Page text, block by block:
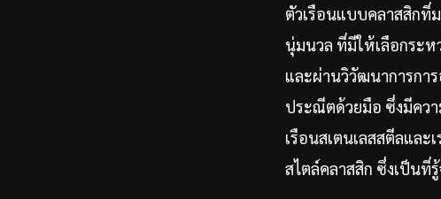
ตัวเรือนแบบคลาสสิกที่ม
นุ่มนวล ที่มีให้เลือกระห
และผ่านวิวัฒนาการก
ประณีตด้วยมือ ซึ่งมีคว
เรือนสเตนเลสสตีลแล
สไตล์คลาสสิก ซึ่งเป็น